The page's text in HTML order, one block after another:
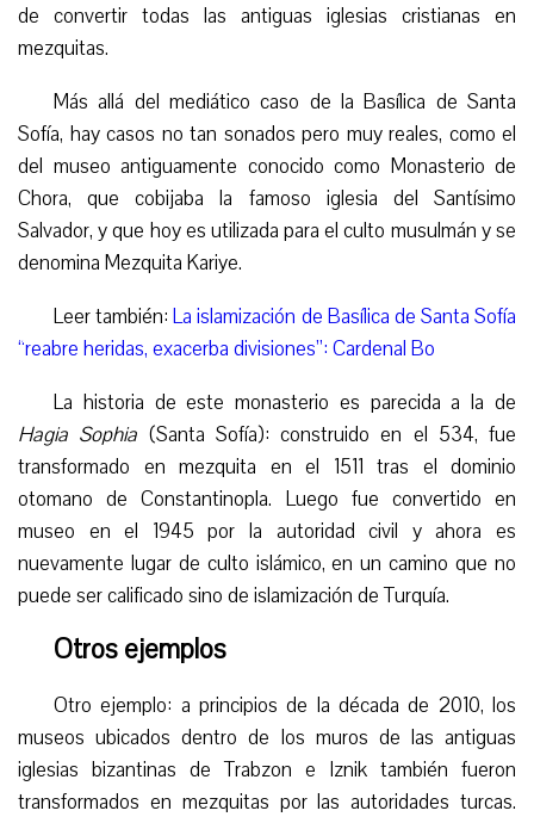
de convertir todas las antiguas iglesias cristianas en
mezquitas.
Más allá del mediático caso de la Basílica de Santa
Sofía, hay casos no tan sonados pero muy reales, como el
del museo antiguamente conocido como Monasterio de
Chora, que cobijaba la famoso iglesia del Santísimo
Salvador, y que hoy es utilizada para el culto musulmán y se
denomina Mezquita Kariye.
Leer también:La islamización de Basílica de Santa Sofía
“reabre heridas, exacerba divisiones”: Cardenal Bo
La historia de este monasterio es parecida a la de
Hagia Sophia (Santa Sofía): construido en el 534, fue
transformado en mezquita en el 1511 tras el dominio
otomano de Constantinopla. Luego fue convertido en
museo en el 1945 por la autoridad civil y ahora es
nuevamente lugar de culto islámico, en un camino que no
puede ser calificado sino de islamización de Turquía.
Otros ejemplos
Otro ejemplo: a principios de la década de 2010, los
museos ubicados dentro de los muros de las antiguas
iglesias bizantinas de Trabzon e Iznik también fueron
transformados en mezquitas por las autoridades turcas.